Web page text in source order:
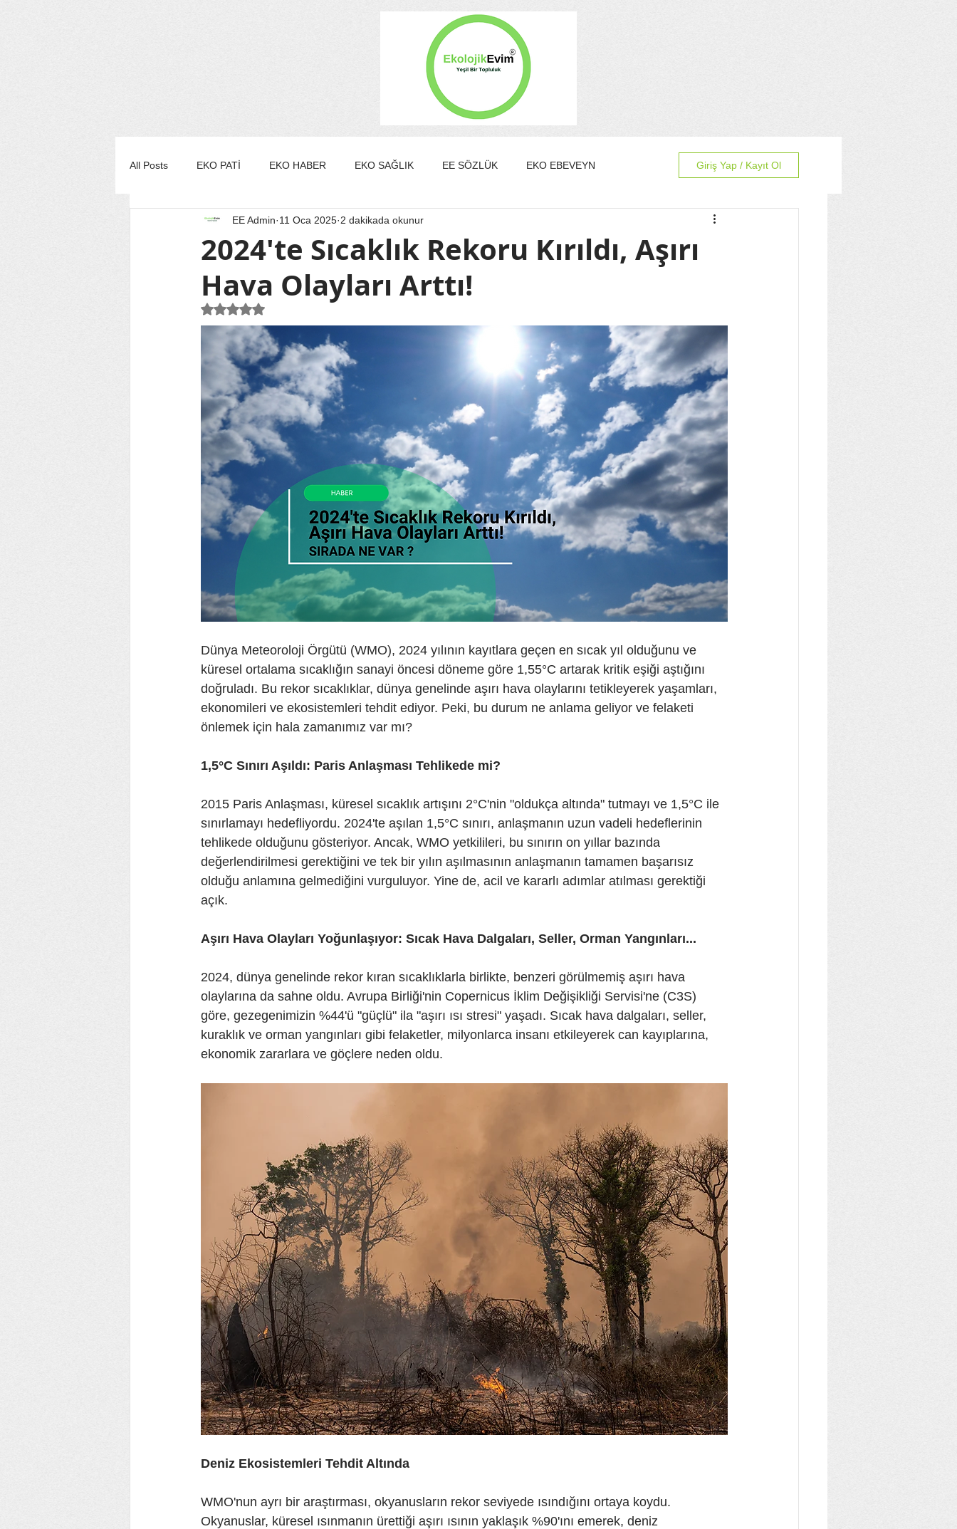
All Posts EKO PATİ EKO HABER EKO SAĞLIK EE SÖZLÜK EKO EBEVEYN
EKO MUTFAK EKO STİL/MODA/GÜZELLİK EKO KÜLTÜR&SANAT
EKO TURİZM EKO YAŞAM EKO YAZARLAR EKO SÖYLEŞİ
EE YEŞİL ÇEMBER KULÜBÜ EE Gönüllülük Programı
Giriş Yap / Kayıt Ol
2024'te Sıcaklık Rekoru Kırıldı, Aşırı
Hava Olayları Arttı!
EE Admin 11 Oca 2025 2 dakikada okunur
5 üzerinden NaN yıldız
Dünya Meteoroloji Örgütü (WMO), 2024 yılının kayıtlara geçen en sıcak yıl olduğunu ve
küresel ortalama sıcaklığın sanayi öncesi döneme göre 1,55°C artarak kritik eşiği aştığını
doğruladı. Bu rekor sıcaklıklar, dünya genelinde aşırı hava olaylarını tetikleyerek yaşamları,
ekonomileri ve ekosistemleri tehdit ediyor. Peki, bu durum ne anlama geliyor ve felaketi
önlemek için hala zamanımız var mı?
1,5°C Sınırı Aşıldı: Paris Anlaşması Tehlikede mi?
2015 Paris Anlaşması, küresel sıcaklık artışını 2°C'nin "oldukça altında" tutmayı ve 1,5°C ile
sınırlamayı hedefliyordu. 2024'te aşılan 1,5°C sınırı, anlaşmanın uzun vadeli hedeflerinin
tehlikede olduğunu gösteriyor. Ancak, WMO yetkilileri, bu sınırın on yıllar bazında
değerlendirilmesi gerektiğini ve tek bir yılın aşılmasının anlaşmanın tamamen başarısız
olduğu anlamına gelmediğini vurguluyor. Yine de, acil ve kararlı adımlar atılması gerektiği
açık.
Aşırı Hava Olayları Yoğunlaşıyor: Sıcak Hava Dalgaları, Seller, Orman Yangınları...
2024, dünya genelinde rekor kıran sıcaklıklarla birlikte, benzeri görülmemiş aşırı hava
olaylarına da sahne oldu. Avrupa Birliği'nin Copernicus İklim Değişikliği Servisi'ne (C3S)
göre, gezegenimizin %44'ü "güçlü" ila "aşırı ısı stresi" yaşadı. Sıcak hava dalgaları, seller,
kuraklık ve orman yangınları gibi felaketler, milyonlarca insanı etkileyerek can kayıplarına,
ekonomik zararlara ve göçlere neden oldu.
Deniz Ekosistemleri Tehdit Altında
WMO'nun ayrı bir araştırması, okyanusların rekor seviyede ısındığını ortaya koydu.
Okyanuslar, küresel ısınmanın ürettiği aşırı ısının yaklaşık %90'ını emerek, deniz